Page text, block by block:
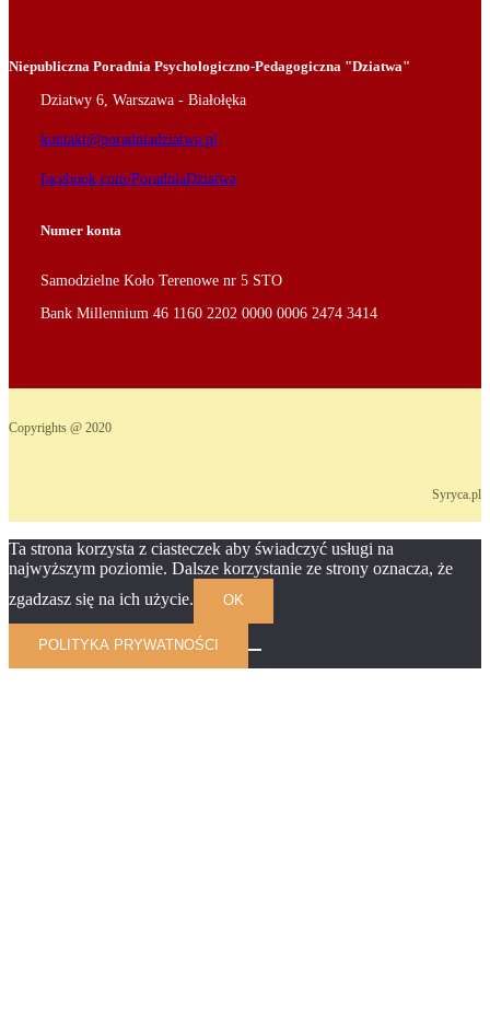
Niepubliczna Poradnia Psychologiczno-Pedagogiczna "Dziatwa"
Dziatwy 6, Warszawa - Białołęka
kontakt@poradniadziatwa.pl
facebook.com/PoradniaDziatwa
Numer konta
Samodzielne Koło Terenowe nr 5 STO
Bank Millennium 46 1160 2202 0000 0006 2474 3414
Copyrights @ 2020
Syryca.pl
Ta strona korzysta z ciasteczek aby świadczyć usługi na
najwyższym poziomie. Dalsze korzystanie ze strony oznacza, że
zgadzasz się na ich użycie.
OK
POLITYKA PRYWATNOŚCI